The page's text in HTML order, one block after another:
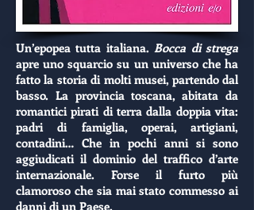
Un’epopea tutta italiana.Bocca di strega
apre uno squarcio su un universo che ha
fatto la storia di molti musei, partendo dal
basso. La provincia toscana, abitata da
romantici pirati di terra dalla doppia vita:
padri di famiglia, operai, artigiani,
contadini… Che in pochi anni si sono
aggiudicati il dominio del traffico d’arte
internazionale. Forse il furto più
clamoroso che sia mai stato commesso ai
danni di un Paese.